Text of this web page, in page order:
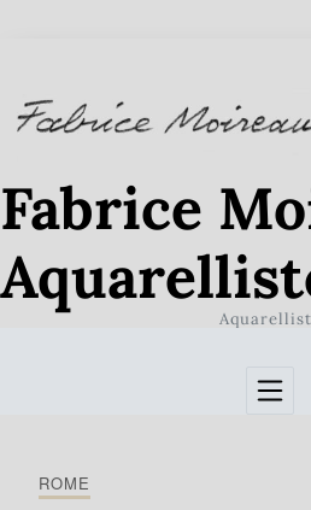
Fabrice
ROME